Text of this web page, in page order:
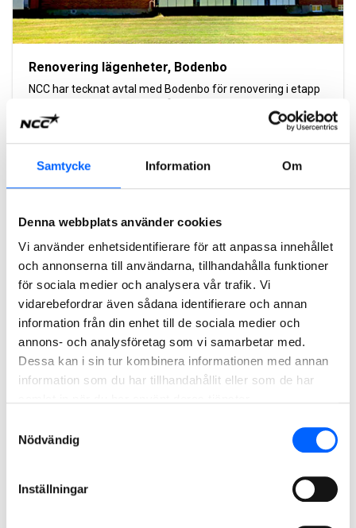
Samtycke Information Om
Denna webbplats använder cookies
Vi använder enhetsidentifierare för att anpassa innehållet
och annonserna till användarna, tillhandahålla funktioner
för sociala medier och analysera vår trafik. Vi
vidarebefordrar även sådana identifierare och annan
information från din enhet till de sociala medier och
annons- och analysföretag som vi samarbetar med.
Dessa kan i sin tur kombinera informationen med annan
information som du har tillhandahållit eller som de har
Nödvändig
Inställningar
Renovering lägenheter, Bodenbo
NCC har tecknat avtal med Bodenbo för renovering i etapp
Affären är en totalentreprenad i samverkan med ett
Läs mer om projektet
2019
NCC totalrenoverar 301 hyreslägenheter i Araby – Växjös
största miljonprogramsområde från slutet av 1960-talet.
samtidigt som energianvändningen i husen halveras.